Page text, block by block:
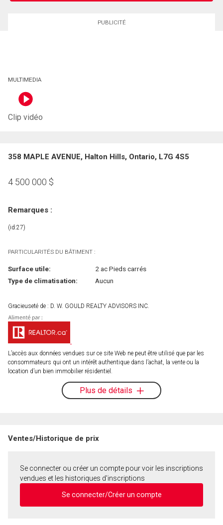
PUBLICITÉ
MULTIMEDIA
Clip vidéo
358 MAPLE AVENUE, Halton Hills, Ontario, L7G 4S5
4 500 000 $
Remarques :
(id:27)
PARTICULARITÉS DU BÂTIMENT :
Surface utile:
2 ac Pieds carrés
Type de climatisation:
Aucun
Gracieuseté de : D. W. GOULD REALTY ADVISORS INC.
L’accès aux données vendues sur ce site Web ne peut être utilisé que par les
consommateurs qui ont un intérêt authentique dans l’achat, la vente ou la
location d’un bien immobilier résidentiel.
Plus de détails
Ventes/Historique de prix
Se connecter ou créer un compte pour voir les inscriptions
vendues et les historiques d'inscriptions
Se connecter/Créer un compte